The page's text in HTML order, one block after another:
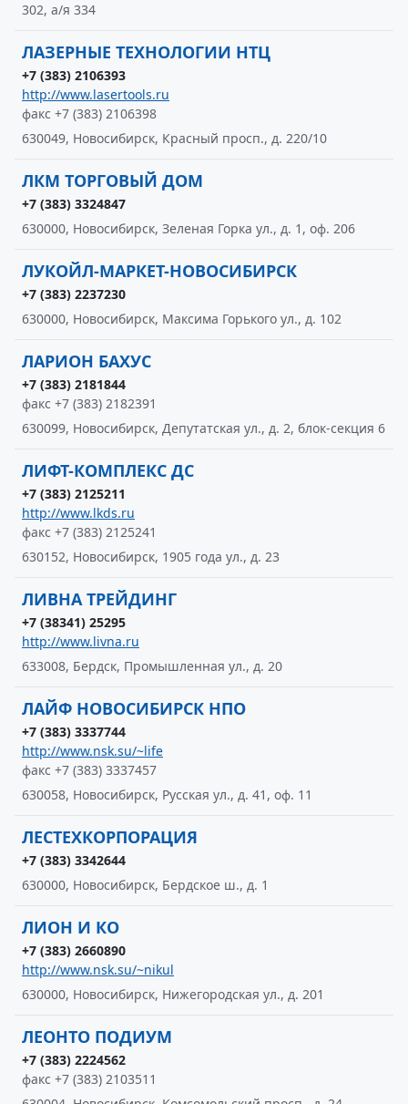
302, а/я 334
ЛАЗЕРНЫЕ ТЕХНОЛОГИИ НТЦ
+7 (383) 2106393
http://www.lasertools.ru
факс +7 (383) 2106398
630049, Новосибирск, Красный просп., д. 220/10
ЛКМ ТОРГОВЫЙ ДОМ
+7 (383) 3324847
630000, Новосибирск, Зеленая Горка ул., д. 1, оф. 206
ЛУКОЙЛ-МАРКЕТ-НОВОСИБИРСК
+7 (383) 2237230
630000, Новосибирск, Максима Горького ул., д. 102
ЛАРИОН БАХУС
+7 (383) 2181844
факс +7 (383) 2182391
630099, Новосибирск, Депутатская ул., д. 2, блок-секция 6
ЛИФТ-КОМПЛЕКС ДС
+7 (383) 2125211
http://www.lkds.ru
факс +7 (383) 2125241
630152, Новосибирск, 1905 года ул., д. 23
ЛИВНА ТРЕЙДИНГ
+7 (38341) 25295
http://www.livna.ru
633008, Бердск, Промышленная ул., д. 20
ЛАЙФ НОВОСИБИРСК НПО
+7 (383) 3337744
http://www.nsk.su/~life
факс +7 (383) 3337457
630058, Новосибирск, Русская ул., д. 41, оф. 11
ЛЕСТЕХКОРПОРАЦИЯ
+7 (383) 3342644
630000, Новосибирск, Бердское ш., д. 1
ЛИОН И КО
+7 (383) 2660890
http://www.nsk.su/~nikul
630000, Новосибирск, Нижегородская ул., д. 201
ЛЕОНТО ПОДИУМ
+7 (383) 2224562
факс +7 (383) 2103511